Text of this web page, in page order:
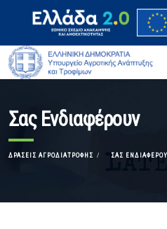
Σας Ενδιαφέρουν
ΔΡΆΣΕΙΣ ΑΓΡΟΔΙΑΤΡΟΦΉΣ ΣΑΣ